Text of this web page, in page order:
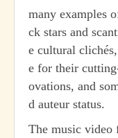
many examples
ck stars and
e cultural
e for their
ovations, and
d auteur status.
The music video